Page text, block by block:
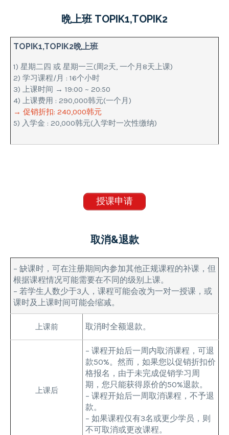
晩上班 TOPIK1,TOPIK2
TOPIK1,TOPIK2晩上班
1) 星期二四 或 星期一三(周2天, 一个月8天上课)
2) 学习课程/月 : 16个小时
3) 上课时间 → 19:00 ~ 20:50
4) 上课费用 : 290,000韩元(一个月)
→ 促销折扣: 240,000韩元
5) 入学金 : 20,000韩元(入学时一次性缴纳)
授课申请
取消&退款
– 缺课时，可在注册期间内参加其他正规课程的补课，但
根据课程情况可能需要在不同的级别上课。
– 若学生人数少于3人，课程可能会改为一对一授课，或
课时及上课时间可能会缩减。
上课前 取消时全额退款。
上课后
– 课程开始后一周内取消课程，可退
款50%。然而，如果您以促销折扣价
格报名，由于未完成促销学习周
期，您只能获得原价的50%退款。
– 课程开始后一周取消课程，不予退
款。
– 如果课程仅有3名或更少学员，则
不可取消或更改课程。